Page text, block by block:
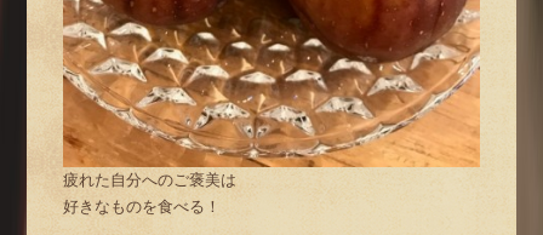
疲れた自分へのご褒美は
好きなものを食べる！